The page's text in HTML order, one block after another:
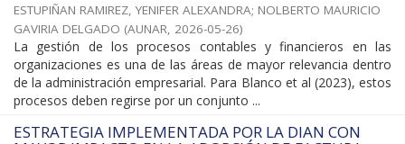
ESTUPIÑAN RAMIREZ, YENIFER ALEXANDRA; NOLBERTO MAURICIO
GAVIRIA DELGADO (AUNAR, 2026-05-26)
La gestión de los procesos contables y financieros en las
organizaciones es una de las áreas de mayor relevancia dentro
de la administración empresarial. Para Blanco et al (2023), estos
procesos deben regirse por un conjunto ...
ESTRATEGIA IMPLEMENTADA POR LA DIAN CON